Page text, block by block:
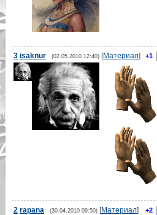
+1
3 isaknur (02.05.2010 12:40)[Материал]
+2
2 rapana (30.04.2010 09:50)[Материал]